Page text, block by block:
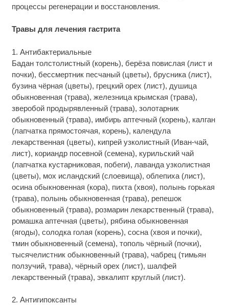
процессы регенерации и восстановления.
Травы для лечения гастрита
1. Антибактериальные
Бадан толстолистный (корень), берёза повислая (лист и
почки), бессмертник песчаный (цветы), брусника (лист),
бузина чёрная (цветы), грецкий орех (лист), душица
обыкновенная (трава), железница крымская (трава),
зверобой продырявленный (трава), золотарник
обыкновенный (трава), имбирь аптечный (корень), калган
(лапчатка прямостоячая, корень), календула
лекарственная (цветы), кипрей узколистный (Иван-чай,
лист), кориандр посевной (семена), курильский чай
(лапчатка кустарниковая, побеги), лаванда узколистная
(цветы), мох исландский (слоевища), облепиха (лист),
осина обыкновенная (кора), пихта (хвоя), полынь горькая
(трава), полынь обыкновенная (трава), репешок
обыкновенный (трава), розмарин лекарственный (трава),
ромашка аптечная (цветы), рябина обыкновенная
(ягоды), солодка голая (корень), сосна (хвоя и почки),
тмин обыкновенный (семена), тополь чёрный (почки),
тысячелистник обыкновенный (трава), чабрец (тимьян
ползучий, трава), чёрный орех (лист), шалфей
лекарственный (трава), эвкалипт круглый (лист).
2. Антигипоксанты